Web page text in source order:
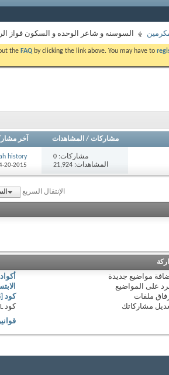
السوسنه و شاعر الوحده و السكون فواز
the FAQ by clicking the link above. You may have to
مشاركات / المشاهدات آخر
مشاركات:0
المشاهدات: 21,924
history
20-2015,
الإنتقال السريع
مواضيع جديدة
على المواضيع
ملفات
مشاركاتك
كود [IMG]
كود HTML